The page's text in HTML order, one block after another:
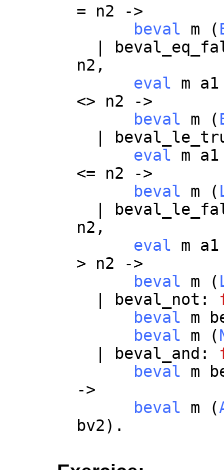
= n2 ->
beval
m (
n2 ,
eval
m
a1
<> n2 ->
beval
m (
eval
m
a1
<= n2 ->
beval
m (
n2 ,
eval
m
a1
> n2 ->
beval
m (
beval_not :
beval
m
beval
m (
beval_and :
beval
m
->
beval
m (
bv2).